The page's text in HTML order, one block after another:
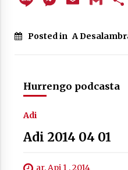
2021/10/
IX.
Segura
Posted in A
Hurrengo podcasta
Adi
Adi 2014 04 01
ar. Api 1 , 2014